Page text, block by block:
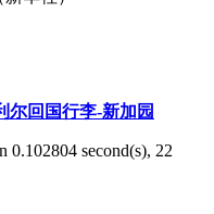
尔回国行李-新加园
0.102804 second(s), 22